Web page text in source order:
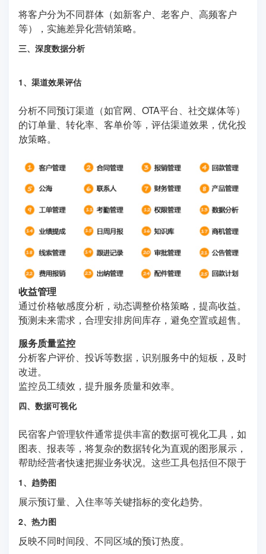
将客户分为不同群体（如新客户、老客户、高频客户
等），实施差异化营销策略。
三、深度数据分析
1、渠道效果评估
分析不同预订渠道（如官网、OTA平台、社交媒体等）
的订单量、转化率、客单价等，评估渠道效果，优化投
放策略。
收益管理
通过价格敏感度分析，动态调整价格策略，提高收益。
预测未来需求，合理安排房间库存，避免空置或超售。
服务质量监控
分析客户评价、投诉等数据，识别服务中的短板，及时
改进。
监控员工绩效，提升服务质量和效率。
四、数据可视化
民宿客户管理软件通常提供丰富的数据可视化工具，如
图表、报表等，将复杂的数据转化为直观的图形展示，
帮助经营者快速把握业务状况。这些工具包括但不限于
1、趋势图
展示预订量、入住率等关键指标的变化趋势。
2、热力图
反映不同时间段、不同区域的预订热度。